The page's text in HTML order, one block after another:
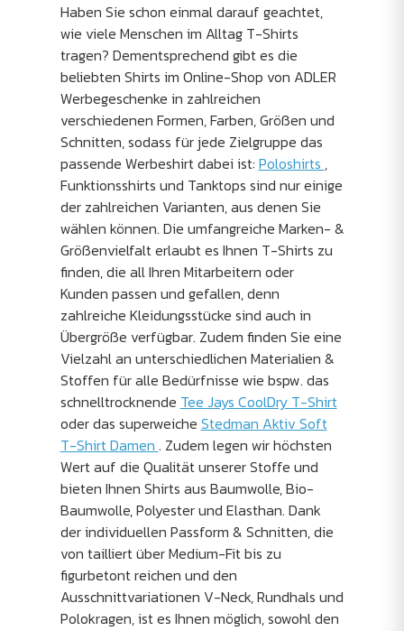
Haben Sie schon einmal darauf geachtet,
wie viele Menschen im Alltag T-Shirts
tragen? Dementsprechend gibt es die
beliebten Shirts im Online-Shop von ADLER
Werbegeschenke in zahlreichen
verschiedenen Formen, Farben, Größen und
Schnitten, sodass für jede Zielgruppe das
passende Werbeshirt dabei ist: Poloshirts ,
Funktionsshirts und Tanktops sind nur einige
der zahlreichen Varianten, aus denen Sie
wählen können. Die umfangreiche Marken- &
Größenvielfalt erlaubt es Ihnen T-Shirts zu
finden, die all Ihren Mitarbeitern oder
Kunden passen und gefallen, denn
zahlreiche Kleidungsstücke sind auch in
Übergröße verfügbar. Zudem finden Sie eine
Vielzahl an unterschiedlichen Materialien &
Stoffen für alle Bedürfnisse wie bspw. das
schnelltrocknende Tee Jays CoolDry T-Shirt
oder das superweiche Stedman Aktiv Soft
T-Shirt Damen . Zudem legen wir höchsten
Wert auf die Qualität unserer Stoffe und
bieten Ihnen Shirts aus Baumwolle, Bio-
Baumwolle, Polyester und Elasthan. Dank
der individuellen Passform & Schnitten, die
von tailliert über Medium-Fit bis zu
figurbetont reichen und den
Ausschnittvariationen V-Neck, Rundhals und
Polokragen, ist es Ihnen möglich, sowohl den